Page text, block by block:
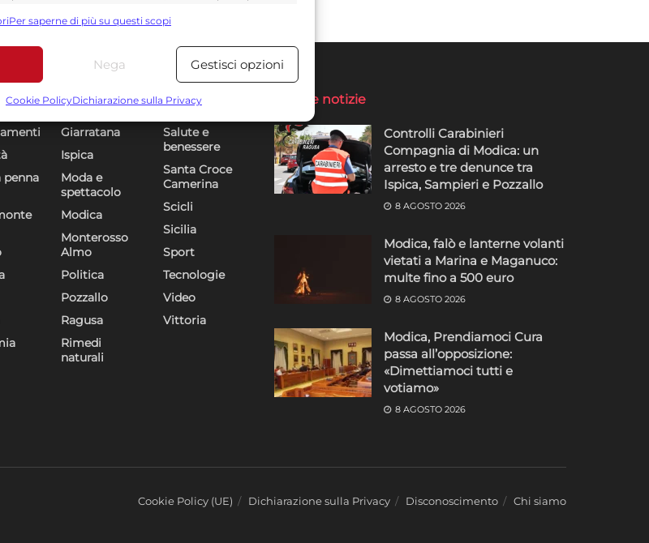
per la selezione dei contenuti.
Sempre attivo
dati provenienti da altre fonti di dati,
automaticamente.
geolocalizzazione precisi, Riconoscere i
a informazioni richieste attivamente.
prevenire e rilevare frodi,
Erogare e presentare
Salvare e comunicare le
Per saperne di più su questi scopi
Nega Gestisci opzioni
Cookie PolicyDichiarazione sulla Privacy
penna
Giarratana
Ispica
Moda e
spettacolo
Modica
Monterosso
Almo
Politica
Pozzallo
Ragusa
Rimedi
naturali
Salute e
benessere
Santa Croce
Camerina
Scicli
Sicilia
Sport
Tecnologie
Video
Vittoria
Ultime notizie
Controlli Carabinieri
Compagnia di Modica: un
arresto e tre denunce tra
Ispica, Sampieri e Pozzallo
8 AGOSTO 2026
Modica, falò e lanterne volanti
vietati a Marina e Maganuco:
multe fino a 500 euro
8 AGOSTO 2026
Modica, Prendiamoci Cura
passa all’opposizione:
«Dimettiamoci tutti e
votiamo»
8 AGOSTO 2026
Cookie Policy (UE) Dichiarazione sulla Privacy Disconoscimento Chi siamo